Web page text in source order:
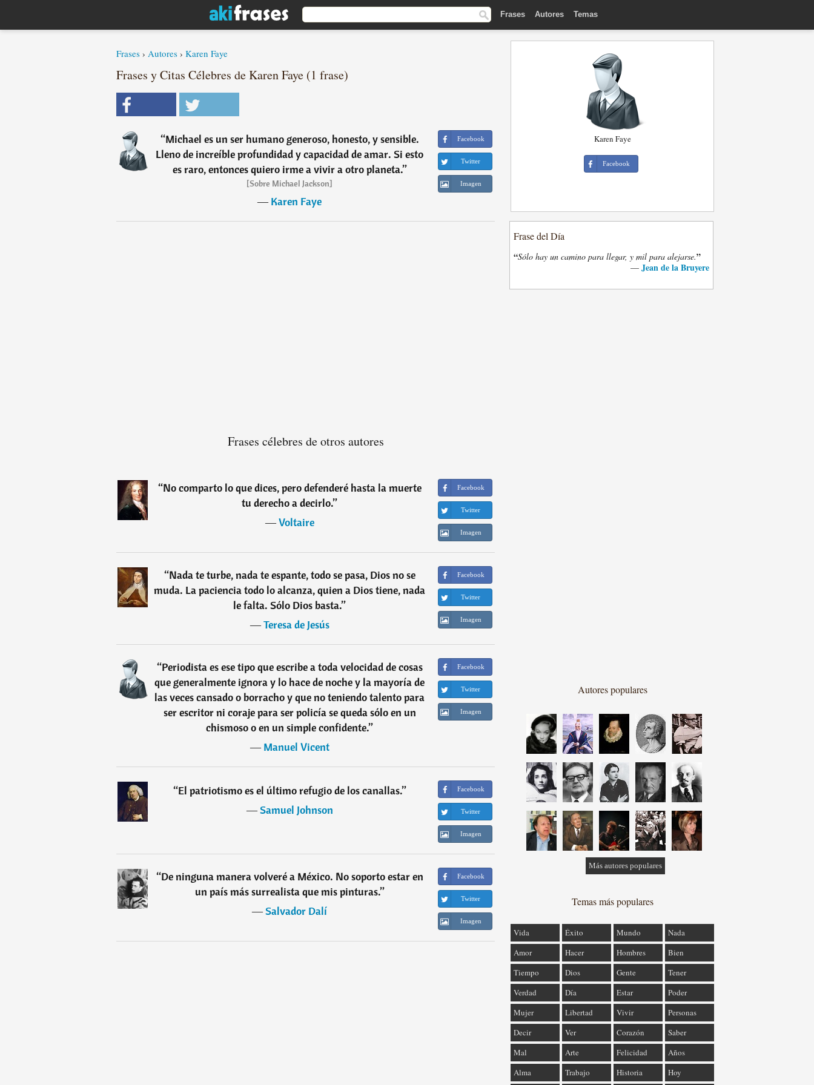
Frases Autores Temas
Frases › Autores › Karen Faye
Frases y Citas Célebres de Karen Faye (1 frase)
“Michael es un ser humano generoso, honesto, y sensible.
Lleno de increíble profundidad y capacidad de amar. Si esto
es raro, entonces quiero irme a vivir a otro planeta.”
[Sobre Michael Jackson]
―Karen Faye
Facebook
Twitter
Imagen
Frases célebres de otros autores
“No comparto lo que dices, pero defenderé hasta la muerte
tu derecho a decirlo.”
―Voltaire
Facebook
Twitter
Imagen
“Nada te turbe, nada te espante, todo se pasa, Dios no se
muda. La paciencia todo lo alcanza, quien a Dios tiene, nada
le falta. Sólo Dios basta.”
―Teresa de Jesús
Facebook
Twitter
Imagen
“Periodista es ese tipo que escribe a toda velocidad de cosas
que generalmente ignora y lo hace de noche y la mayoría de
las veces cansado o borracho y que no teniendo talento para
ser escritor ni coraje para ser policía se queda sólo en un
chismoso o en un simple confidente.”
―Manuel Vicent
Facebook
Twitter
Imagen
“El patriotismo es el último refugio de los canallas.”
―Samuel Johnson
Facebook
Twitter
Imagen
“De ninguna manera volveré a México. No soporto estar en
un país más surrealista que mis pinturas.”
―Salvador Dalí
Facebook
Twitter
Imagen
Karen Faye
Facebook
Frase del Día
“Sólo hay un camino para llegar, y mil para alejarse.”
— Jean de la Bruyere
Autores populares
Más autores populares
Temas más populares
Vida Éxito Mundo
Nada
Amor
Hacer Hombres
Bien
Tiempo
Dios Gente
Tener
Verdad
Día Estar
Poder
Mujer
Libertad Vivir
Personas
Decir
Ver Corazón
Saber
Mal
Arte Felicidad
Años
Alma
Trabajo Historia Hoy